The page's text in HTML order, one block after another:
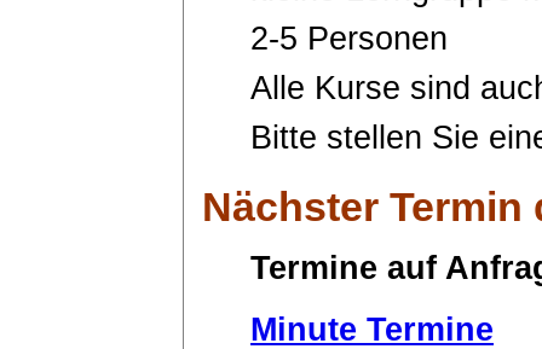
2-5 Personen
Alle Kurse sind
Bitte stellen Sie
Nächster Termin
Termine auf
Minute Termine